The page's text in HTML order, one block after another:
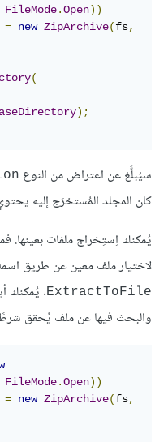
FileMode.Open))
= new ZipArchive(fs,
(
);
سيُبلَّغ عن اعتراض من النوع
كان المجلد المُستخرَج إليه
يُمكنك اِستِخراج ملفات بعينها.
لاختيار ملف معين عن طريق
ExtractToFile. يُمكنك
والبحث فيها عن ملف يُحقق شرطًا
FileMode.Open))
= new ZipArchive(fs,